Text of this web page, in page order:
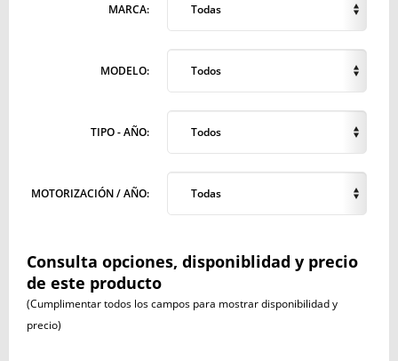
MARCA: Todas
MODELO: Todos
TIPO - AÑO: Todos
MOTORIZACIÓN / AÑO: Todas
Consulta opciones, disponiblidad y precio
de este producto
(Cumplimentar todos los campos para mostrar disponibilidad y
precio)